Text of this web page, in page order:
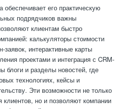
обеспечивает его практическую
подрядчиков важны
клиентам быстро
калькуляторы стоимости
интерактивные карты
проектами и интеграция с CRM-
блоги и разделы новостей, где
технологиях, кейсы и
Эти возможности не только
но и позволяют компании